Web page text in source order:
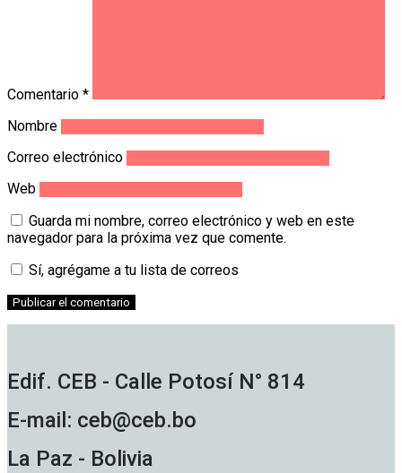
Comentario *
Nombre
Correo electrónico
Web
Guarda mi nombre, correo electrónico y web en este
navegador para la próxima vez que comente.
Sí, agrégame a tu lista de correos
Edif. CEB - Calle Potosí N° 814
E-mail: ceb@ceb.bo
La Paz - Bolivia